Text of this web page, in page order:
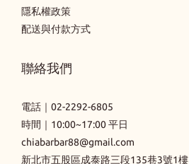
隱私權政策
配送與付款方式
聯絡我們
電話｜ 02-2292-6805
時間｜10:00~17:00 平日
chiabarbar88@gmail.com
新北市五股區成泰路三段135巷3號1樓